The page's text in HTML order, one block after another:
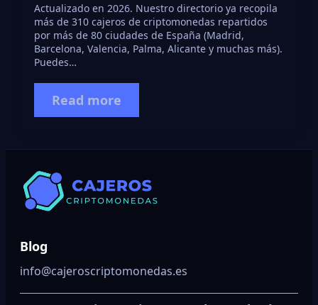
Actualizado en 2026. Nuestro directorio ya recopila
más de 310 cajeros de criptomonedas repartidos
por más de 80 ciudades de España (Madrid,
Barcelona, Valencia, Palma, Alicante y muchas más).
Puedes…
Read more
Blog
info@cajeroscriptomonedas.es